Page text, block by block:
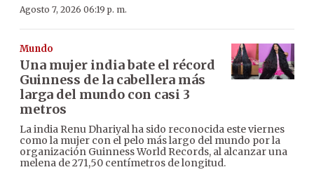
Agosto 7, 2026 06:19 p. m.
Mundo
Una mujer india bate el récord
Guinness de la cabellera más
larga del mundo con casi 3
metros
La india Renu Dhariyal ha sido reconocida este viernes
como la mujer con el pelo más largo del mundo por la
organización Guinness World Records, al alcanzar una
melena de 271,50 centímetros de longitud.